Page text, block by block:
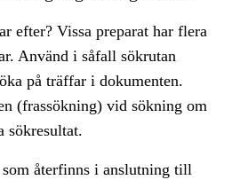
efter? Vissa preparat har flera
Använd i såfall sökrutan
på träffar i dokumenten.
(frassökning) vid sökning om
sökresultat.
som återfinns i anslutning till